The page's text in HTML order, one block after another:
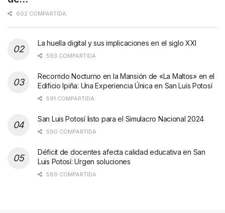
602 COMPARTIDA
La huella digital y sus implicaciones en el siglo XXI
593 COMPARTIDA
Recorrido Nocturno en la Mansión de «La Maltos» en el
Edificio Ipiña: Una Experiencia Única en San Luis Potosí
591 COMPARTIDA
San Luis Potosí listo para el Simulacro Nacional 2024
590 COMPARTIDA
Déficit de docentes afecta calidad educativa en San
Luis Potosí: Urgen soluciones
589 COMPARTIDA